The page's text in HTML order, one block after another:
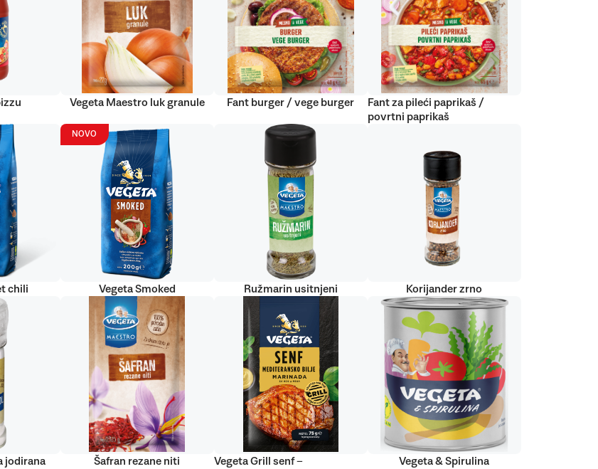
Vegeta Maestro luk granule Fant burger / vege burger
Fant za pileći paprikaš /
povrtni paprikaš
chili
NOVO
Vegeta Smoked Ružmarin usitnjeni Korijander zrno
jodirana Šafran rezane niti
Vegeta Grill senf –
Vegeta & Spirulina